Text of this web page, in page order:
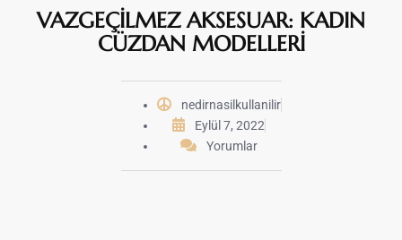
VAZGEÇİLMEZ AKSESUAR: KADIN
CÜZDAN MODELLERİ
nedirnasilkullanilir
Eylül 7, 2022
Yorumlar